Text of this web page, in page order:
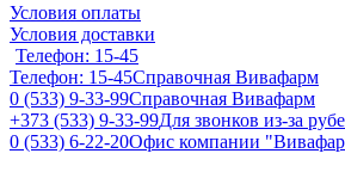
Условия оплаты
Условия доставки
Телефон: 15-45
Телефон: 15-45Справочная Вивафарм
0 (533) 9-33-99Справочная Вивафарм
+373 (533) 9-33-99Для звонков из-за
0 (533) 6-22-20Офис компании